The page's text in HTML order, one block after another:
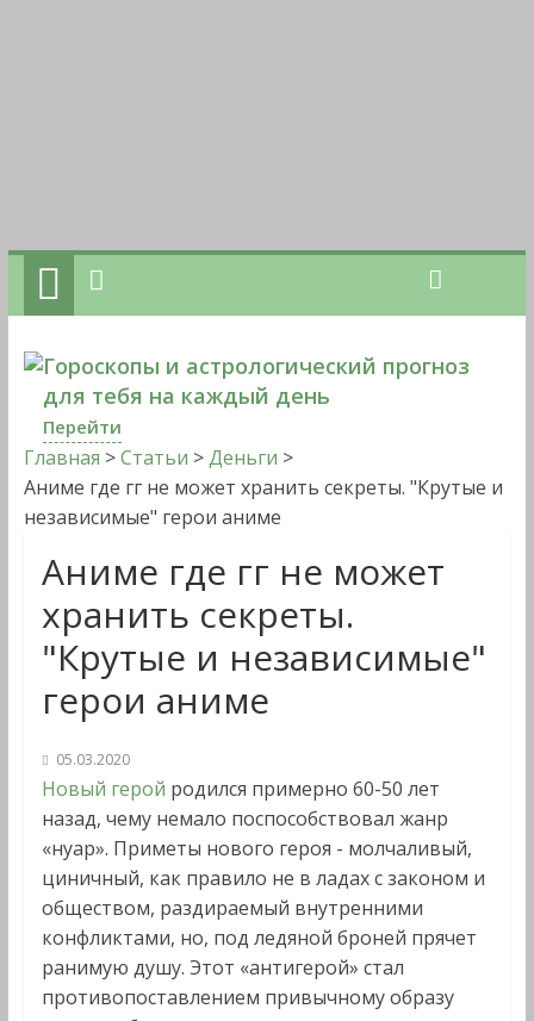
Гороскопы и астрологический прогноз
для тебя на каждый день
Перейти
Главная >Статьи >Деньги >
Аниме где гг не может хранить секреты. "Крутые и
независимые" герои аниме
Аниме где гг не может
хранить секреты.
"Крутые и независимые"
герои аниме
05.03.2020
Новый герой родился примерно 60-50 лет
назад, чему немало поспособствовал жанр
«нуар». Приметы нового героя - молчаливый,
циничный, как правило не в ладах с законом и
обществом, раздираемый внутренними
конфликтами, но, под ледяной броней прячет
ранимую душу. Этот «антигерой» стал
противопоставлением привычному образу